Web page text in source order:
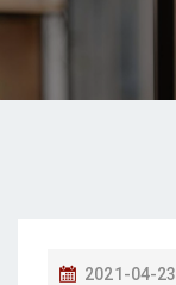
P
2021-04-23